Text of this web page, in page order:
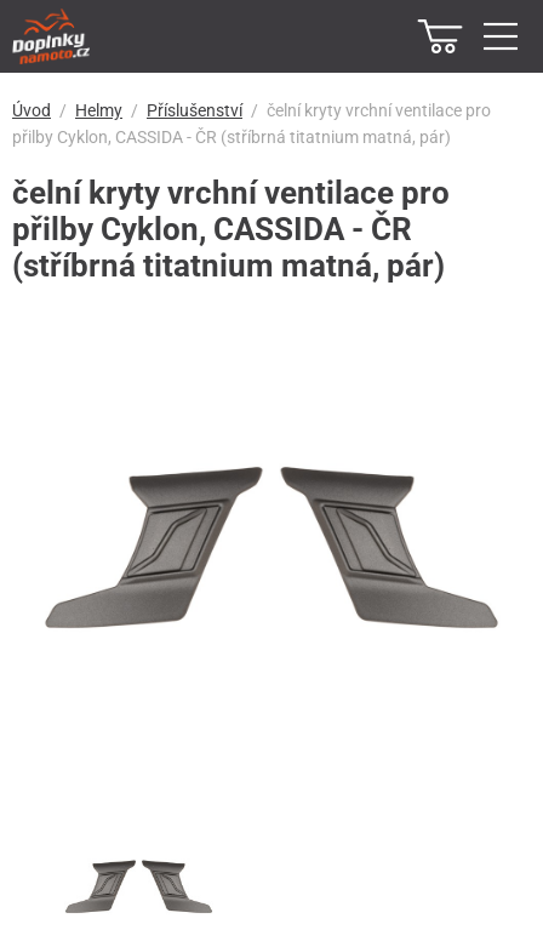
Úvod Helmy Příslušenství
čelní kryty vrchní ventilace pro
přilby Cyklon, CASSIDA - ČR (stříbrná titatnium matná, pár)
čelní kryty vrchní ventilace pro
přilby Cyklon, CASSIDA - ČR
(stříbrná titatnium matná, pár)